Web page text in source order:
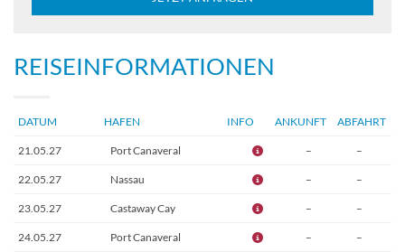
REISEINFORMATIONEN
DATUM HAFEN INFO ANKUNFT ABFAHRT
21.05.27 Port Canaveral – –
22.05.27 Nassau – –
23.05.27 Castaway Cay – –
24.05.27 Port Canaveral – –